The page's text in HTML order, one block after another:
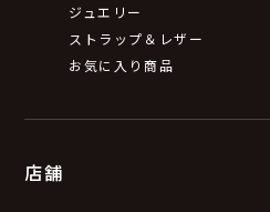
ジュエリー
ストラップ＆レザー
お気に入り商品
店舗